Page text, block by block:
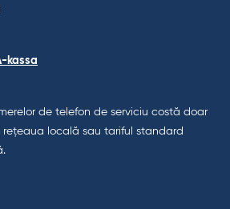
kassa
de telefon de serviciu costă doar
locală sau tariful standard